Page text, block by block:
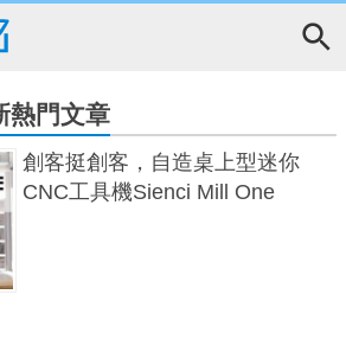
熱門文章
創客挺創客，自造桌上型迷你
CNC工具機Sienci Mill One